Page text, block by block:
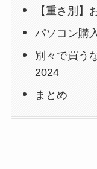
【重さ別】
パソコン購
別々で買う
2024
まとめ